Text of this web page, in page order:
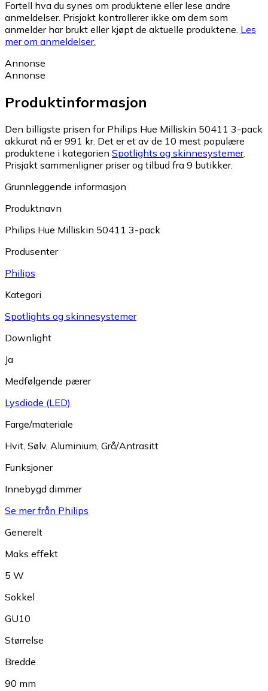
Fortell hva du synes om produktene eller lese andre
anmeldelser. Prisjakt kontrollerer ikke om dem som
anmelder har brukt eller kjøpt de aktuelle produktene. Les
mer om anmeldelser.
Annonse
Annonse
Produktinformasjon
Den billigste prisen for Philips Hue Milliskin 50411 3-pack
akkurat nå er 991 kr. Det er et av de 10 mest populære
produktene i kategorien Spotlights og skinnesystemer.
Prisjakt sammenligner priser og tilbud fra 9 butikker.
Grunnleggende informasjon
Produktnavn
Philips Hue Milliskin 50411 3-pack
Produsenter
Philips
Kategori
Spotlights og skinnesystemer
Downlight
Ja
Medfølgende pærer
Lysdiode (LED)
Farge/materiale
Hvit Sølv, Aluminium Grå/Antrasitt
Funksjoner
Innebygd dimmer
Se mer från Philips
Generelt
Maks effekt
5 W
Sokkel
GU10
Størrelse
Bredde
90 mm